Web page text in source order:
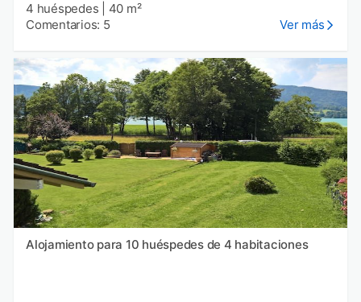
4 huéspedes
40 m²
Comentarios: 5
Ver más
Alojamiento para 10 huéspedes de 4 habitaciones